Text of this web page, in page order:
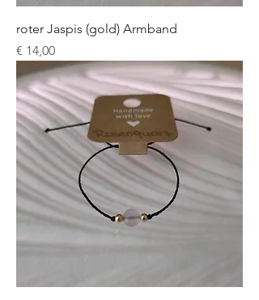
roter Jaspis (gold) Armband
Preis
€ 14,00